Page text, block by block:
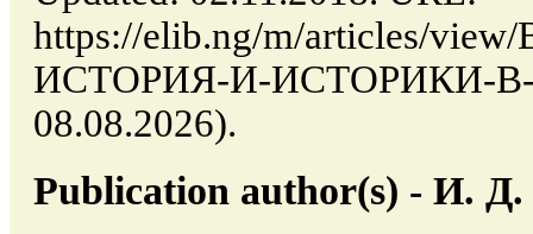
https://elib.ng/m/articles/
ИСТОРИЯ-И-ИСТОРИКИ-В-
08.08.2026).
Publication author(s) - И.